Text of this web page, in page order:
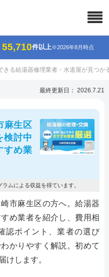
55,710件以上※2026年8月時点
きる給湯器修理業者・水道屋が見つか
最終更新日： 2026.7.21
麻生区
検討中
すめ業
ムによる収益を得ています。
市麻生区の方へ。給湯器
め業者を紹介し、費用相
認ポイント、業者の選び
かりやすく解説。初めて
けします。